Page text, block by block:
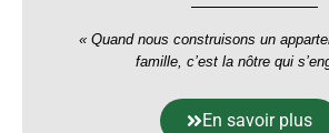
« Quand nous construisons un
famille, c’est la nôtre qui
En savoir plus